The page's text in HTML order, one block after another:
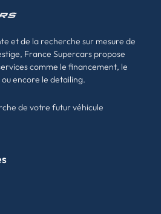
et de la recherche sur mesure de
France Supercars propose
comme le financement, le
encore le detailing.
de votre futur véhicule